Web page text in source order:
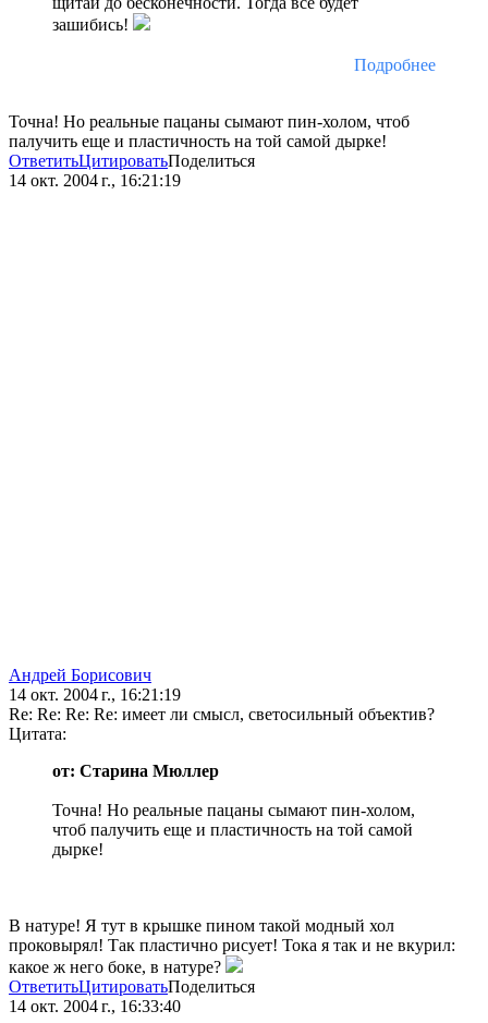
зашибись!
Подробнее
Точна! Но реальные пацаны сымают пин-холом, чтоб
палучить еще и пластичность на той самой дырке!
ОтветитьЦитироватьПоделиться
14 окт. 2004 г., 16:21:19
Андрей Борисович
14 окт. 2004 г., 16:21:19
Re: Re: Re: Re: имеет ли смысл, светосильный объектив?
Цитата:
от: Старина Мюллер
Точна! Но реальные пацаны сымают пин-холом,
чтоб палучить еще и пластичность на той самой
дырке!
В натуре! Я тут в крышке пином такой модный хол
проковырял! Так пластично рисует! Тока я так и не вкурил:
какое ж него боке, в натуре?
ОтветитьЦитироватьПоделиться
14 окт. 2004 г., 16:33:40